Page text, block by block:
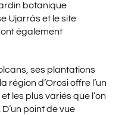
botanique
Ujarrás et le site
également
ses plantations
région d’Orosi offre l’un
les plus variés que l’on
point de vue